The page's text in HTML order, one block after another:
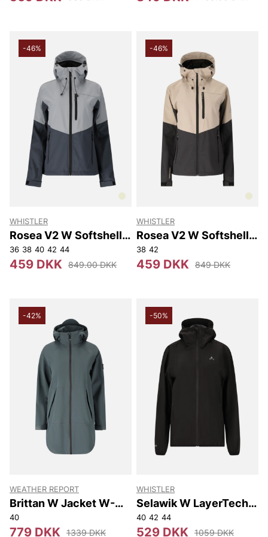
-46%
WHISTLER
Rosea V2 W Softshell
Jacket W-Pro 8000
36 38 40 42 44
459 DKK 849.00 DKK
-46%
WHISTLER
Rosea V2 W Softshell
Jacket W-Pro 8000
38 42
459 DKK 849 DKK
-42%
WEATHER REPORT
Brittan W Jacket W-
PRO 15000
40
779 DKK 1339 DKK
-50%
WHISTLER
Selawik W LayerTech
Jacket W-PRO 15000
40 42 44
529 DKK 1059 DKK